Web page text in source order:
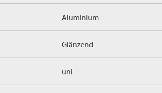
Aluminium
Glänzend
uni